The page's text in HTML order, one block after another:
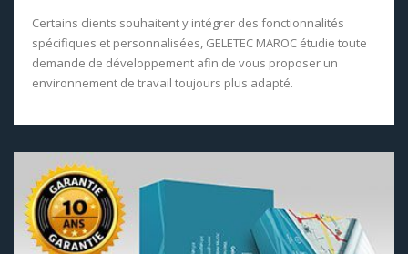
Certains clients souhaitent y intégrer des fonctionnalités
spécifiques et personnalisées, GELETEC MAROC étudie toute
demande de développement afin de vous proposer un
environnement de travail toujours plus adapté.